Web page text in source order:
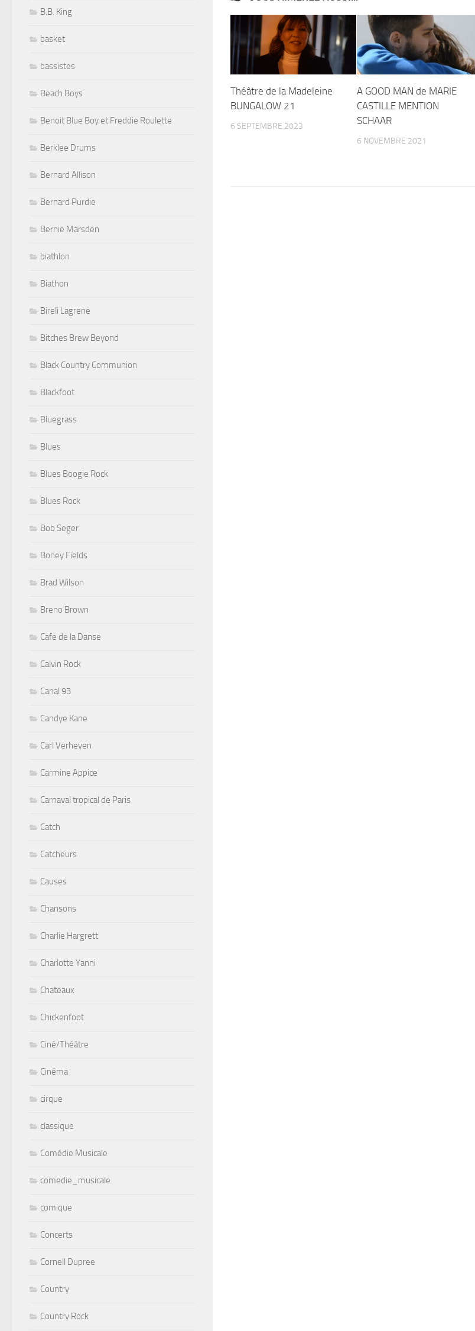
Théâtre de la Madeleine
BUNGALOW 21
6 SEPTEMBRE 2023
A GOOD MAN de MARIE
CASTILLE MENTION
SCHAAR
6 NOVEMBRE 2021
B.B. King
basket
bassistes
Beach Boys
Benoit Blue Boy et Freddie Roulette
Berklee Drums
Bernard Allison
Bernard Purdie
Bernie Marsden
biathlon
Biathon
Bireli Lagrene
Bitches Brew Beyond
Black Country Communion
Blackfoot
Bluegrass
Blues
Blues Boogie Rock
Blues Rock
Bob Seger
Boney Fields
Brad Wilson
Breno Brown
Cafe de la Danse
Calvin Rock
Canal 93
Candye Kane
Carl Verheyen
Carmine Appice
Carnaval tropical de Paris
Catch
Catcheurs
Causes
Chansons
Charlie Hargrett
Charlotte Yanni
Chateaux
Chickenfoot
Ciné/Théâtre
Cinéma
cirque
classique
Comédie Musicale
comedie_musicale
comique
Concerts
Cornell Dupree
Country
Country Rock